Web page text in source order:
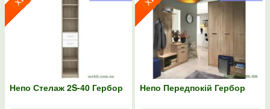
Непо Стелаж 2S-40 Гербор Непо Передпокій Гербор